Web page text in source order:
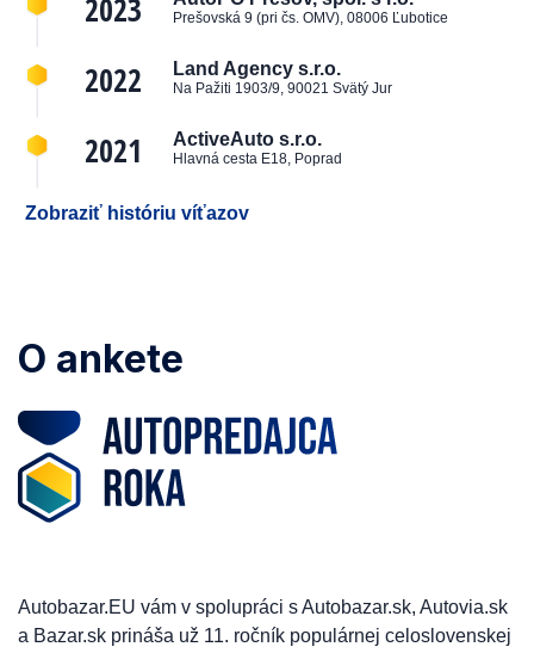
2023 Prešovská 9 (pri čs. OMV), 08006 Ľubotice
2022 Land Agency s.r.o.
Na Pažiti 1903/9, 90021 Svätý Jur
2021 ActiveAuto s.r.o.
Hlavná cesta E18, Poprad
Zobraziť históriu víťazov
O ankete
Autobazar.EU vám v spolupráci s Autobazar.sk, Autovia.sk
a Bazar.sk prináša už 11. ročník populárnej celoslovenskej